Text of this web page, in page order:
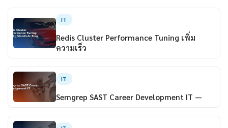
IT
Redis Cluster Performance Tuning เพิ่ม
ความเร็ว
IT
Semgrep SAST Career Development IT —